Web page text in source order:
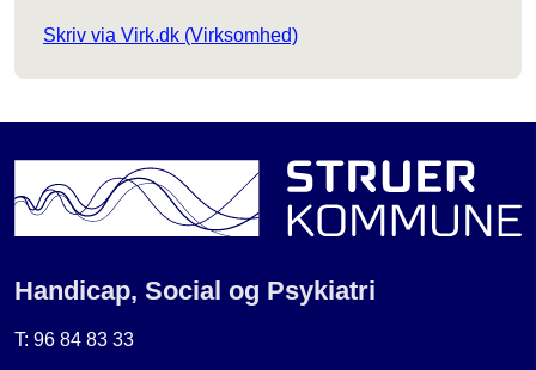
Skriv via Virk.dk (Virksomhed)
Handicap, Social og Psykiatri
T: 96 84 83 33